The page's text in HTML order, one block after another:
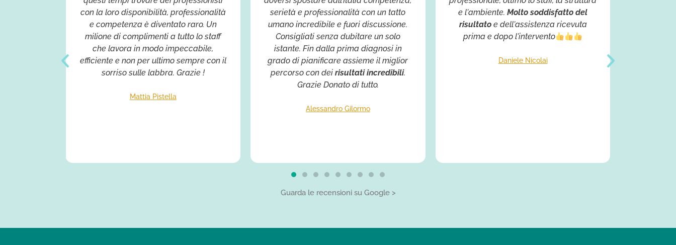
con la loro disponibilità, professionalità
e competenza è diventato raro. Un
milione di complimenti a tutto lo staff
che lavora in modo impeccabile,
efficiente e non per ultimo sempre con il
sorriso sulle labbra. Grazie !
Mattia Pistella
serietà e professionalità con un tatto
umano incredibile e fuori discussione.
Consigliati senza dubitare un solo
istante. Fin dalla prima diagnosi in
grado di pianificare assieme il miglior
percorso con dei risultati incredibili.
Grazie Donato di tutto.
Alessandro Gilormo
e l'ambiente.Molto soddisfatto del
risultatoe dell'assistenza ricevuta
prima e dopo l'intervento
Daniele Nicolai
Guarda le recensioni su Google >